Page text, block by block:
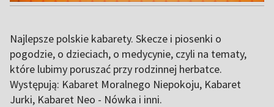
Najlepsze polskie kabarety. Skecze i piosenki o
pogodzie, o dzieciach, o medycynie, czyli na tematy,
które lubimy poruszać przy rodzinnej herbatce.
Występują: Kabaret Moralnego Niepokoju, Kabaret
Jurki, Kabaret Neo - Nówka i inni.